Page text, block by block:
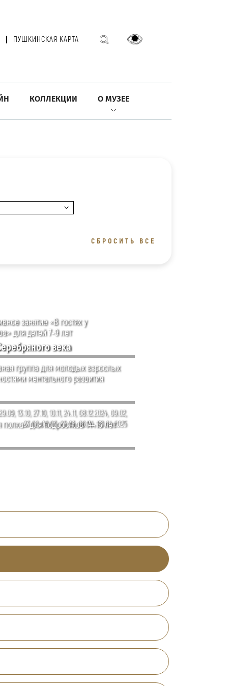
ПУШКИНСКАЯ КАРТА
КОЛЛЕКЦИИ О МУЗЕЕ
СБРОСИТЬ ВСЕ
занятие «В гостях у
для детей 7-9 лет
13.10, 27.10, 10.11, 24.11, 08.12.2024, 09.02,
23.02, 09.03, 23.03, 06.04, 20.04.2025
века
группа для молодых взрослых
ментального развития
для подростков 14–16 лет